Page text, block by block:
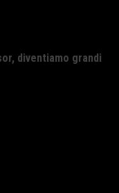
diventiamo grandi